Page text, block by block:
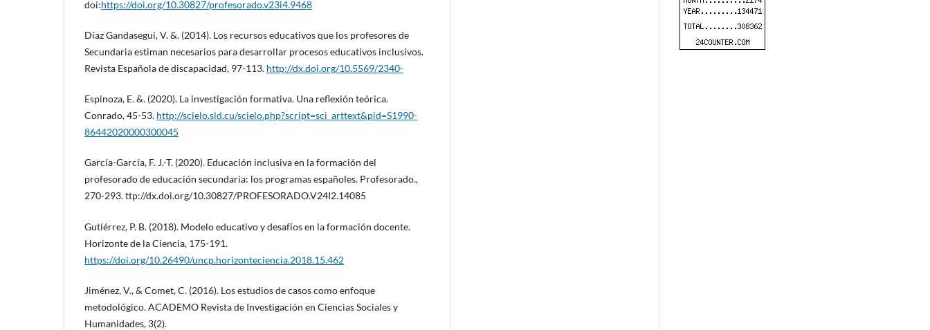
doi:https://doi.org/10.30827/profesorado.v23i4.9468
Díaz Gandasegui, V. &. (2014). Los recursos educativos que los profesores de
Secundaria estiman necesarios para desarrollar procesos educativos inclusivos.
Revista Española de discapacidad, 97-113. http://dx.doi.org/10.5569/2340-
Espinoza, E. &. (2020). La investigación formativa. Una reflexión teórica.
Conrado, 45-53. http://scielo.sld.cu/scielo.php?script=sci_arttext&pid=S1990-
86442020000300045
García-García, F. J.-T. (2020). Educación inclusiva en la formación del
profesorado de educación secundaria: los programas españoles. Profesorado.,
270-293. ttp://dx.doi.org/10.30827/PROFESORADO.V24I2.14085
Gutiérrez, P. B. (2018). Modelo educativo y desafíos en la formación docente.
Horizonte de la Ciencia, 175-191.
https://doi.org/10.26490/uncp.horizonteciencia.2018.15.462
Jiménez, V., & Comet, C. (2016). Los estudios de casos como enfoque
metodológico. ACADEMO Revista de Investigación en Ciencias Sociales y
Humanidades, 3(2).